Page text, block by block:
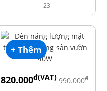
23
+ Thêm
820.000đ(VAT) 990.000đ